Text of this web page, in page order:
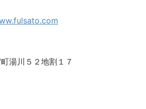
湯川５２地割１７